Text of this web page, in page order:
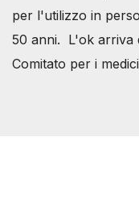
per l'utilizzo in
50 anni. L'ok arriva
Comitato per i